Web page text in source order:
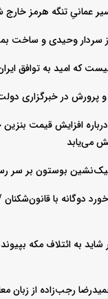
سردار وحیدی و ساخت
پرورش در خبرگزاری
درباره افزایش قیمت
می‌یابد
بوستون بر سر
دوگانه با
به ائتلاف مکه
رجب‌زاده از زبان